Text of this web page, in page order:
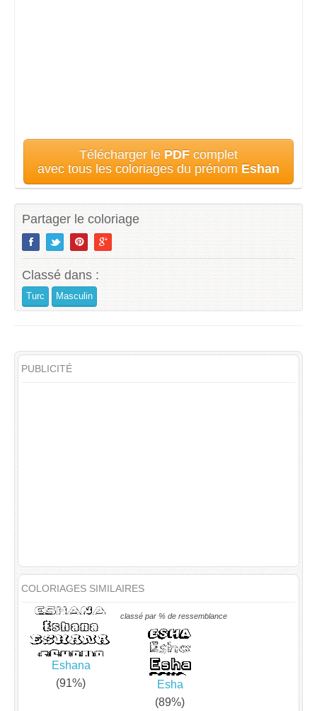
Télécharger le PDF complet
avec tous les coloriages du prénom Eshan
Partager le coloriage
Classé dans :
Turc Masculin
PUBLICITÉ
COLORIAGES SIMILAIRES
classé par % de ressemblance
Eshana
(91%)
Esha
(89%)